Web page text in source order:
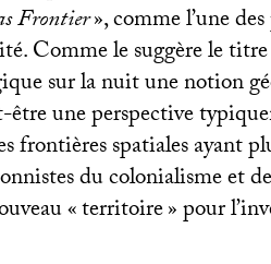
Frontier», comme l’une
Comme le suggère le
sur la nuit une notion
une perspective
frontières spatiales ayant
du colonialisme et
«territoire» pour